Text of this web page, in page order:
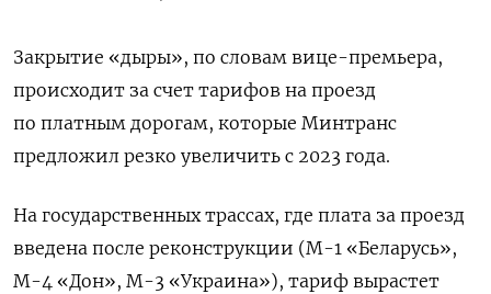
Закрытие «дыры», по словам вице-премьера,
происходит за счет тарифов на проезд
по платным дорогам, которые Минтранс
предложил резко увеличить с 2023 года.
На государственных трассах, где плата за проезд
введена после реконструкции (М-1 «Беларусь»,
М-4 «Дон», М-3 «Украина»), тариф вырастет